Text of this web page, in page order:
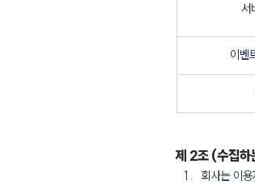
서
이벤
제 2조 (수집하
회사는 이